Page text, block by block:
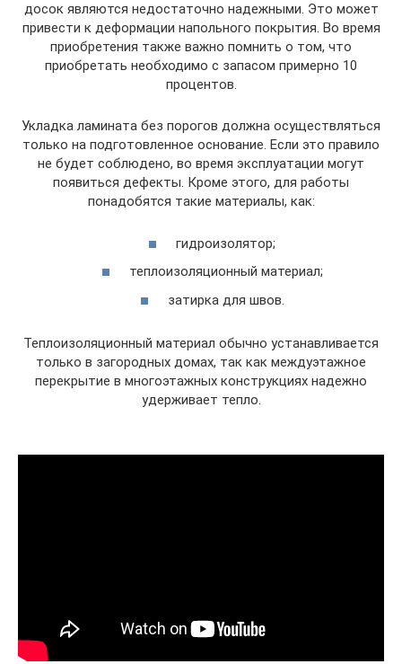
досок являются недостаточно надежными. Это может
привести к деформации напольного покрытия. Во время
приобретения также важно помнить о том, что
приобретать необходимо с запасом примерно 10
процентов.
Укладка ламината без порогов должна осуществляться
только на подготовленное основание. Если это правило
не будет соблюдено, во время эксплуатации могут
появиться дефекты. Кроме этого, для работы
понадобятся такие материалы, как:
гидроизолятор;
теплоизоляционный материал;
затирка для швов.
Теплоизоляционный материал обычно устанавливается
только в загородных домах, так как междуэтажное
перекрытие в многоэтажных конструкциях надежно
удерживает тепло.